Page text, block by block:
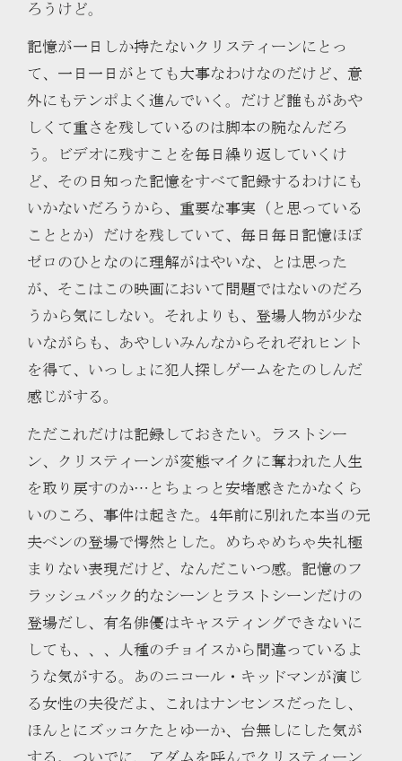
ろうけど。
記憶が一日しか持たないクリスティーンにとっ
て、一日一日がとても大事なわけなのだけど、意
外にもテンポよく進んでいく。だけど誰もがあや
しくて重さを残しているのは脚本の腕なんだろ
う。ビデオに残すことを毎日繰り返していくけ
ど、その日知った記憶をすべて記録するわけにも
いかないだろうから、重要な事実（と思っている
こととか）だけを残していて、毎日毎日記憶ほぼ
ゼロのひとなのに理解がはやいな、とは思った
が、そこはこの映画において問題ではないのだろ
うから気にしない。それよりも、登場人物が少な
いながらも、あやしいみんなからそれぞれヒント
を得て、いっしょに犯人探しゲームをたのしんだ
感じがする。
ただこれだけは記録しておきたい。ラストシー
ン、クリスティーンが変態マイクに奪われた人生
を取り戻すのか…とちょっと安堵感きたかなくら
いのころ、事件は起きた。4年前に別れた本当の元
夫ベンの登場で愕然とした。めちゃめちゃ失礼極
まりない表現だけど、なんだこいつ感。記憶のフ
ラッシュバック的なシーンとラストシーンだけの
登場だし、有名俳優はキャスティングできないに
しても、、、人種のチョイスから間違っているよ
うな気がする。あのニコール・キッドマンが演じ
る女性の夫役だよ、これはナンセンスだったし、
ほんとにズッコケたとゆーか、台無しにした気が
する。ついでに、アダムを呼んでクリスティーン